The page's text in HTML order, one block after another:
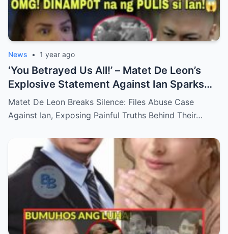
News • 1 year ago
‘You Betrayed Us All!’ – Matet De Leon’s
Explosive Statement Against Ian Sparks
National Outrage Over Family Secrets and
Long-Buried Conflicts
Matet De Leon Breaks Silence: Files Abuse Case
Against Ian, Exposing Painful Truths Behind Their…